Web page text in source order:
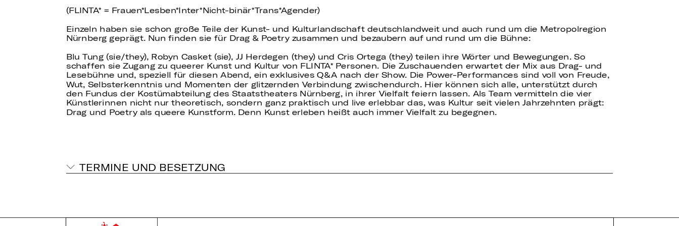
(FLINTA* = Frauen Lesben Inter Nicht-binär Trans*Agender)
Einzeln haben sie schon große Teile der Kunst- und Kulturlandschaft deutschlandweit und auch rund um die Metropolregion
Nürnberg geprägt. Nun finden sie für Drag & Poetry zusammen und bezaubern auf und rund um die Bühne:
Blu Tung (sie/they), Robyn Casket (sie), JJ Herdegen (they) und Cris Ortega (they) teilen ihre Wörter und Bewegungen. So
schaffen sie Zugang zu queerer Kunst und Kultur von FLINTA* Personen. Die Zuschauenden erwartet der Mix aus Drag- und
Lesebühne und, speziell für diesen Abend, ein exklusives Q & A nach der Show. Die Power-Performances sind voll von Freude,
Wut, Selbsterkenntnis und Momenten der glitzernden Verbindung zwischendurch. Hier können sich alle, unterstützt durch
den Fundus der Kostümabteilung des Staatstheaters Nürnberg, in ihrer Vielfalt feiern lassen. Als Team vermitteln die vier
Künstlerinnen nicht nur theoretisch, sondern ganz praktisch und live erlebbar das, was Kultur seit vielen Jahrzehnten prägt:
Drag und Poetry als queere Kunstform. Denn Kunst erleben heißt auch immer Vielfalt zu begegnen.
TERMINE UND BESETZUNG